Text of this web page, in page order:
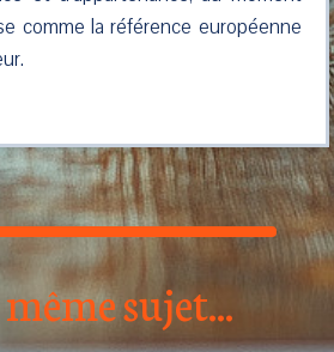
comme la référence européenne
sujet...